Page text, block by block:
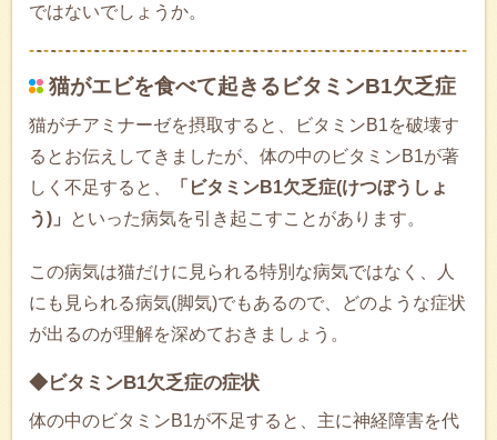
ではないでしょうか。
猫がエビを食べて起きるビタミンB1欠乏症
猫がチアミナーゼを摂取すると、ビタミンB1を破壊す
るとお伝えしてきましたが、体の中のビタミンB1が著
しく不足すると、
「ビタミンB1欠乏症(けつぼうしょ
う)」
といった病気を引き起こすことがあります。
この病気は猫だけに見られる特別な病気ではなく、人
にも見られる病気(脚気)でもあるので、どのような症状
が出るのが理解を深めておきましょう。
◆ビタミンB1欠乏症の症状
体の中のビタミンB1が不足すると、主に神経障害を代